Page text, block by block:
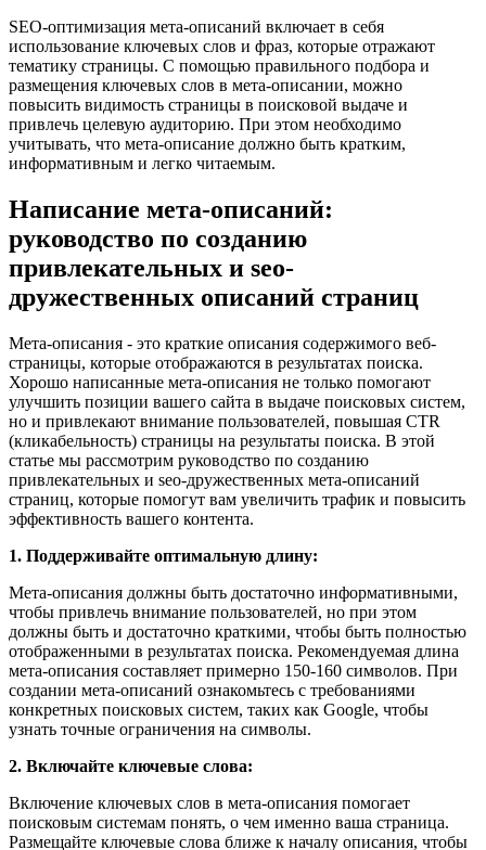
SEO-оптимизация мета-описаний включает в себя
использование ключевых слов и фраз, которые отражают
тематику страницы. С помощью правильного подбора и
размещения ключевых слов в мета-описании, можно
повысить видимость страницы в поисковой выдаче и
привлечь целевую аудиторию. При этом необходимо
учитывать, что мета-описание должно быть кратким,
информативным и легко читаемым.
Написание мета-описаний:
руководство по созданию
привлекательных и seo-
дружественных описаний страниц
Мета-описания - это краткие описания содержимого веб-
страницы, которые отображаются в результатах поиска.
Хорошо написанные мета-описания не только помогают
улучшить позиции вашего сайта в выдаче поисковых систем,
но и привлекают внимание пользователей, повышая CTR
(кликабельность) страницы на результаты поиска. В этой
статье мы рассмотрим руководство по созданию
привлекательных и seo-дружественных мета-описаний
страниц, которые помогут вам увеличить трафик и повысить
эффективность вашего контента.
1. Поддерживайте оптимальную длину:
Мета-описания должны быть достаточно информативными,
чтобы привлечь внимание пользователей, но при этом
должны быть и достаточно краткими, чтобы быть полностью
отображенными в результатах поиска. Рекомендуемая длина
мета-описания составляет примерно 150-160 символов. При
создании мета-описаний ознакомьтесь с требованиями
конкретных поисковых систем, таких как Google, чтобы
узнать точные ограничения на символы.
2. Включайте ключевые слова:
Включение ключевых слов в мета-описания помогает
поисковым системам понять, о чем именно ваша страница.
Размещайте ключевые слова ближе к началу описания, чтобы